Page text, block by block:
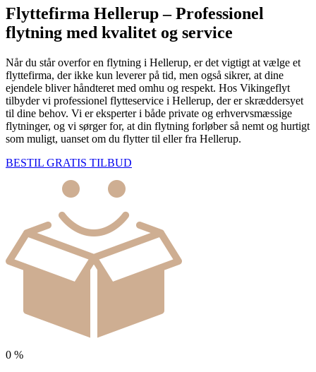
Flyttefirma Hellerup – Professionel
flytning med kvalitet og service
Når du står overfor en flytning i Hellerup, er det vigtigt at vælge et
flyttefirma, der ikke kun leverer på tid, men også sikrer, at dine
ejendele bliver håndteret med omhu og respekt. Hos Vikingeflyt
tilbyder vi professionel flytteservice i Hellerup, der er skræddersyet
til dine behov. Vi er eksperter i både private og erhvervsmæssige
flytninger, og vi sørger for, at din flytning forløber så nemt og hurtigt
som muligt, uanset om du flytter til eller fra Hellerup.
BESTIL GRATIS TILBUD
0 %